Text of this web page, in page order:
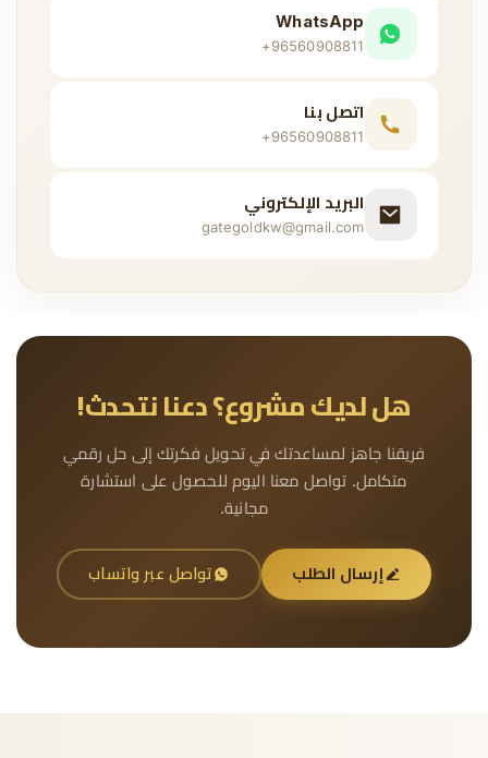
WhatsApp
+96560908811
اتصل بنا
+96560908811
البريد الإلكتروني
gategoldkw@gmail.com
هل لديك مشروع؟ دعنا نتحدث!
فريقنا جاهز لمساعدتك في تحويل فكرتك إلى حل رقمي
متكامل. تواصل معنا اليوم للحصول على استشارة
مجانية.
إرسال الطلب تواصل عبر واتساب